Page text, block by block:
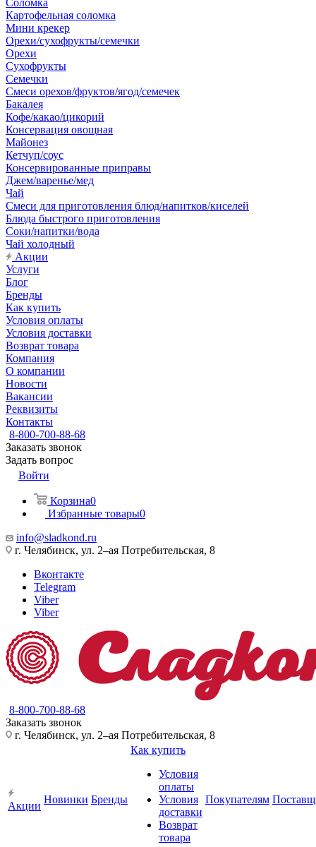
Соломка
Картофельная соломка
Мини крекер
Орехи/сухофрукты/семечки
Орехи
Сухофрукты
Семечки
Смеси орехов/фруктов/ягод/семечек
Бакалея
Кофе/какао/цикорий
Консервация овощная
Майонез
Кетчуп/соус
Консервированные приправы
Джем/варенье/мед
Чай
Смеси для приготовления блюд/напитков/киселей
Блюда быстрого приготовления
Соки/напитки/вода
Чай холодный
Акции
Услуги
Блог
Бренды
Как купить
Условия оплаты
Условия доставки
Возврат товара
Компания
О компании
Новости
Вакансии
Реквизиты
Контакты
8-800-700-88-68
Заказать звонок
Задать вопрос
Войти
Корзина0
Избранные товары0
info@sladkond.ru
г. Челябинск, ул. 2–ая Потребительская, 8
Вконтакте
Telegram
Viber
Viber
8-800-700-88-68
Заказать звонок
г. Челябинск, ул. 2–ая Потребительская, 8
Акции
Новинки Бренды
Как купить
Условия
оплаты
Условия
доставки
Возврат
товара
Покупателям